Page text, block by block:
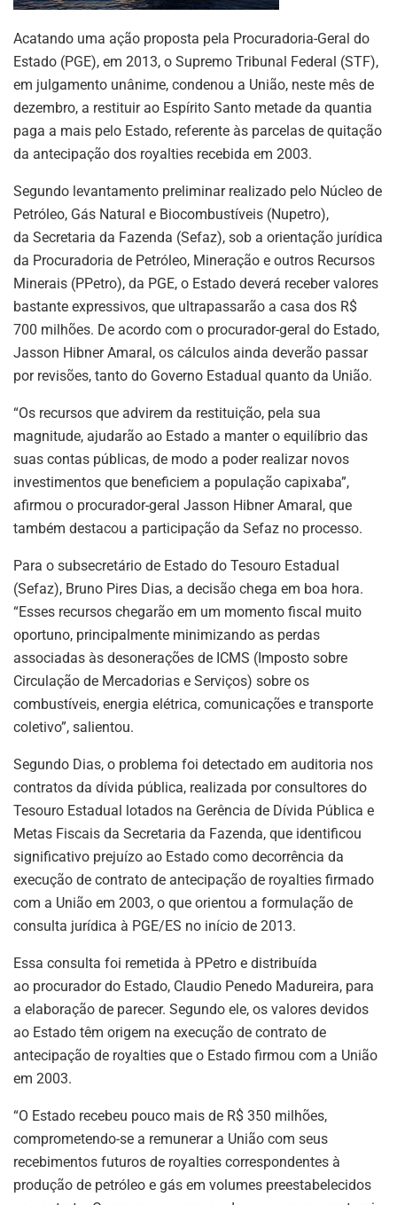
Acatando uma ação proposta pela Procuradoria-Geral do
Estado (PGE), em 2013, o Supremo Tribunal Federal (STF),
em julgamento unânime, condenou a União, neste mês de
dezembro, a restituir ao Espírito Santo metade da quantia
paga a mais pelo Estado, referente às parcelas de quitação
da antecipação dos royalties recebida em 2003.
Segundo levantamento preliminar realizado pelo Núcleo de
Petróleo, Gás Natural e Biocombustíveis (Nupetro),
da Secretaria da Fazenda (Sefaz), sob a orientação jurídica
da Procuradoria de Petróleo, Mineração e outros Recursos
Minerais (PPetro), da PGE, o Estado deverá receber valores
bastante expressivos, que ultrapassarão a casa dos R$
700 milhões. De acordo com o procurador-geral do Estado,
Jasson Hibner Amaral, os cálculos ainda deverão passar
por revisões, tanto do Governo Estadual quanto da União.
“Os recursos que advirem da restituição, pela sua
magnitude, ajudarão ao Estado a manter o equilíbrio das
suas contas públicas, de modo a poder realizar novos
investimentos que beneficiem a população capixaba”,
afirmou o procurador-geral Jasson Hibner Amaral, que
também destacou a participação da Sefaz no processo.
Para o subsecretário de Estado do Tesouro Estadual
(Sefaz), Bruno Pires Dias, a decisão chega em boa hora.
“Esses recursos chegarão em um momento fiscal muito
oportuno, principalmente minimizando as perdas
associadas às desonerações de ICMS (Imposto sobre
Circulação de Mercadorias e Serviços) sobre os
combustíveis, energia elétrica, comunicações e transporte
coletivo”, salientou.
Segundo Dias, o problema foi detectado em auditoria nos
contratos da dívida pública, realizada por consultores do
Tesouro Estadual lotados na Gerência de Dívida Pública e
Metas Fiscais da Secretaria da Fazenda, que identificou
significativo prejuízo ao Estado como decorrência da
execução de contrato de antecipação de royalties firmado
com a União em 2003, o que orientou a formulação de
consulta jurídica à PGE/ES no início de 2013.
Essa consulta foi remetida à PPetro e distribuída
ao procurador do Estado, Claudio Penedo Madureira, para
a elaboração de parecer. Segundo ele, os valores devidos
ao Estado têm origem na execução de contrato de
antecipação de royalties que o Estado firmou com a União
em 2003.
“O Estado recebeu pouco mais de R$ 350 milhões,
comprometendo-se a remunerar a União com seus
recebimentos futuros de royalties correspondentes à
produção de petróleo e gás em volumes preestabelecidos